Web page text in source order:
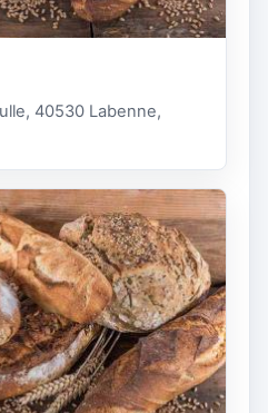
40530 Labenne,